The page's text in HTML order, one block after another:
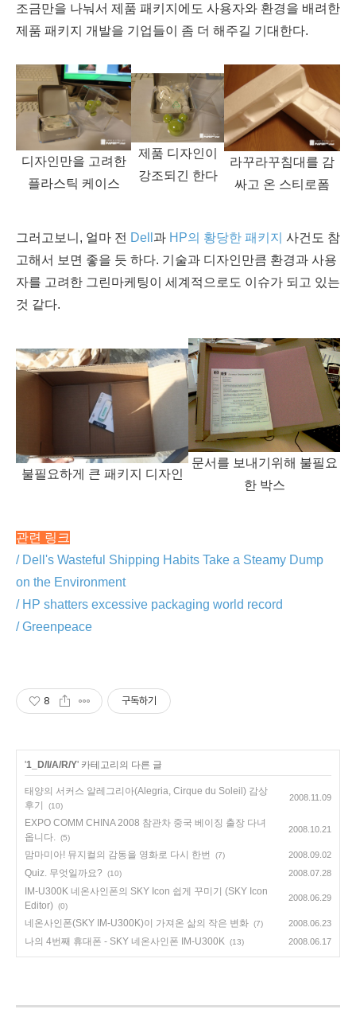
조금만을 나눠서 제품 패키지에도 사용자와 환경을 배려한
제품 패키지 개발을 기업들이 좀 더 해주길 기대한다.
디자인만을 고려한
플라스틱 케이스
제품 디자인이
강조되긴 한다
라꾸라꾸침대를 감
싸고 온 스티로폼
그러고보니, 얼마 전 Dell 과 HP의 황당한 패키지 사건도 참
고해서 보면 좋을 듯 하다. 기술과 디자인만큼 환경과 사용
자를 고려한 그린마케팅이 세계적으로도 이슈가 되고 있는
것 같다.
불필요하게 큰 패키지 디자인
문서를 보내기위해 불필요
한 박스
관련 링크
/ Dell's Wasteful Shipping Habits Take a Steamy Dump
on the Environment
/ HP shatters excessive packaging world record
/ Greenpeace
8 구독하기
'1_D/I/A/R/Y' 카테고리의 다른 글
태양의 서커스 알레그리아(Alegria, Cirque du Soleil) 감상
후기
(10)
2008.11.09
EXPO COMM CHINA 2008 참관차 중국 베이징 출장 다녀
옵니다.
(5)
2008.10.21
맘마미아! 뮤지컬의 감동을 영화로 다시 한번 (7) 2008.09.02
Quiz. 무엇일까요? (10) 2008.07.28
IM-U300K 네온사인폰의 SKY Icon 쉽게 꾸미기 (SKY Icon
Editor) (0)
2008.06.29
네온사인폰(SKY IM-U300K)이 가져온 삶의 작은 변화 (7) 2008.06.23
나의 4번째 휴대폰 - SKY 네온사인폰 IM-U300K (13) 2008.06.17